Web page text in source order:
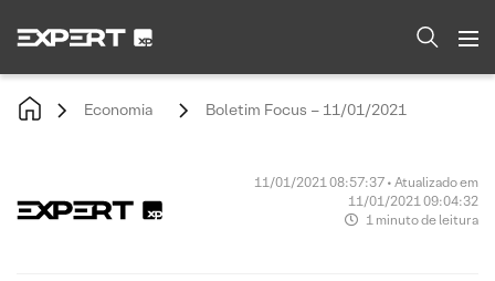
Economia Boletim Focus – 11/01/2021
11/01/2021 08:57:37 • Atualizado em
11/01/2021 09:04:32
1 minuto de leitura